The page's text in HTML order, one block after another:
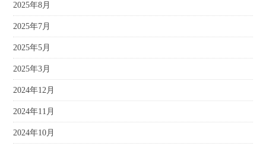
2025年8月
2025年7月
2025年5月
2025年3月
2024年12月
2024年11月
2024年10月